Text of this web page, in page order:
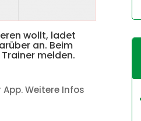
wollt, ladet
an. Beim
melden.
Weitere Infos